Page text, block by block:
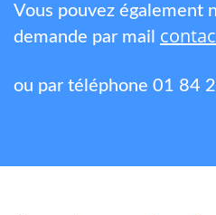
Vous pouvez également
demande par mail
ou par téléphone 01 84